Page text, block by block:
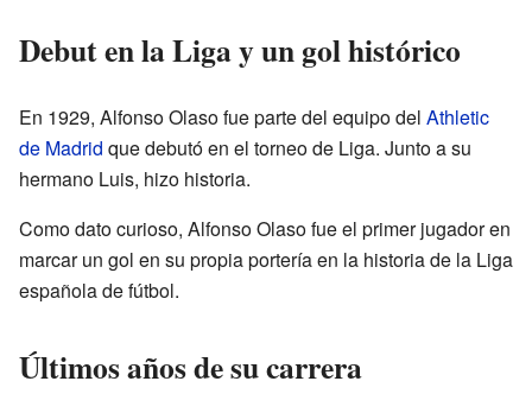
Debut en la Liga y un gol histórico
En 1929, Alfonso Olaso fue parte del equipo del Athletic
de Madrid que debutó en el torneo de Liga. Junto a su
hermano Luis, hizo historia.
Como dato curioso, Alfonso Olaso fue el primer jugador en
marcar un gol en su propia portería en la historia de la Liga
española de fútbol.
Últimos años de su carrera